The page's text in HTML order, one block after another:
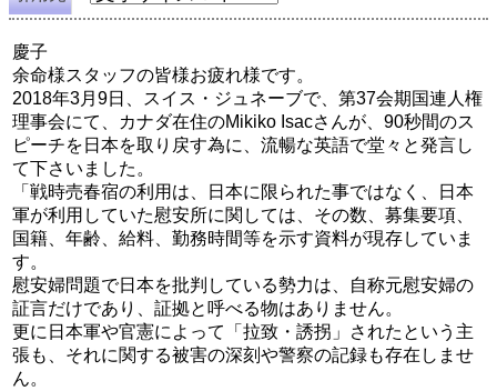
慶子
余命様スタッフの皆様お疲れ様です。
2018年3月9日、スイス・ジュネーブで、第37会期国連人権
理事会にて、カナダ在住のMikiko Isacさんが、90秒間のス
ピーチを日本を取り戻す為に、流暢な英語で堂々と発言し
て下さいました。
「戦時売春宿の利用は、日本に限られた事ではなく、日本
軍が利用していた慰安所に関しては、その数、募集要項、
国籍、年齢、給料、勤務時間等を示す資料が現存していま
す。
慰安婦問題で日本を批判している勢力は、自称元慰安婦の
証言だけであり、証拠と呼べる物はありません。
更に日本軍や官憲によって「拉致・誘拐」されたという主
張も、それに関する被害の深刻や警察の記録も存在しませ
ん。